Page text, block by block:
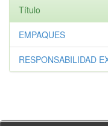
Título
EMPAQUES
RESPONSABILIDAD